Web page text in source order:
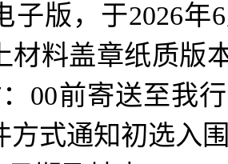
子版，于2026年
材料盖章纸质版
：00前寄送至我
方式通知初选入